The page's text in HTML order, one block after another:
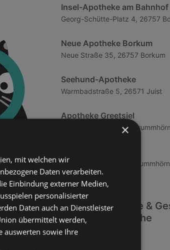
Insel-Apotheke am Bahnhof
Georg-Schütte-Platz 4, 26757
Neue Apotheke Borkum
Neue Straße 35, 26757 Borkum
Seehund-Apotheke
Warmbadstraße 5, 26571 Juist
Apotheke Greetsiel
Ankerstraße 1, 26736 Krummhörn
Möhlenhörn 2, 26736 Krummhörn
Weitere Drogerie &
Filialen in der Nähe
×
mit welchen wir
Daten verarbeiten.
Einbindung externer Medien,
personalisierter
Daten auch an Dienstleister
übermittelt werden,
auswerten sowie Ihre